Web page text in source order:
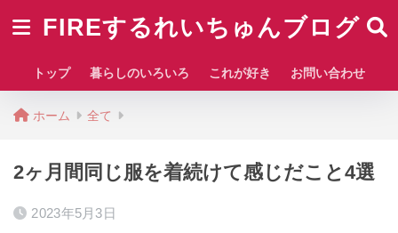
FIREするれいちゅんブログ
トップ 暮らしのいろいろ これが好き お問い合わせ
ホーム 全て
2ヶ月間同じ服を着続けて感じだこと4選
2023年5月3日